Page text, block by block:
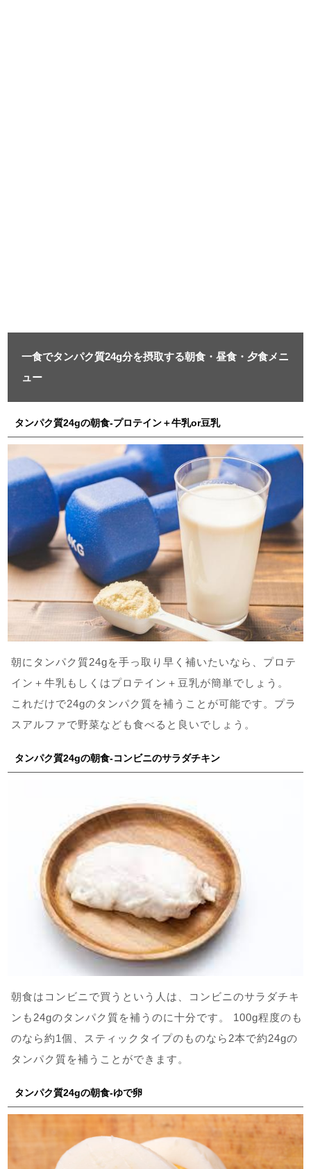
一食でタンパク質24g分を摂取する朝食・昼食・夕食メニ
ュー
タンパク質24gの朝食-プロテイン＋牛乳or豆乳
朝にタンパク質24gを手っ取り早く補いたいなら、プロテ
イン＋牛乳もしくはプロテイン＋豆乳が簡単でしょう。
これだけで24gのタンパク質を補うことが可能です。プラ
スアルファで野菜なども食べると良いでしょう。
タンパク質24gの朝食-コンビニのサラダチキン
朝食はコンビニで買うという人は、コンビニのサラダチキ
ンも24gのタンパク質を補うのに十分です。 100g程度のも
のなら約1個、スティックタイプのものなら2本で約24gの
タンパク質を補うことができます。
タンパク質24gの朝食-ゆで卵